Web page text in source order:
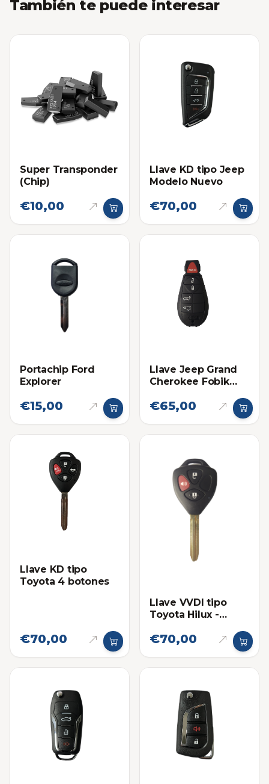
También te puede interesar
Super Transponder
(Chip)
€10,00
Llave KD tipo Jeep
Modelo Nuevo
€70,00
Portachip Ford
Explorer
€15,00
Llave Jeep Grand
Cherokee Fobik
€65,00
Llave KD tipo
Toyota 4 botones
€70,00
Llave VVDI tipo
Toyota Hilux -
€70,00